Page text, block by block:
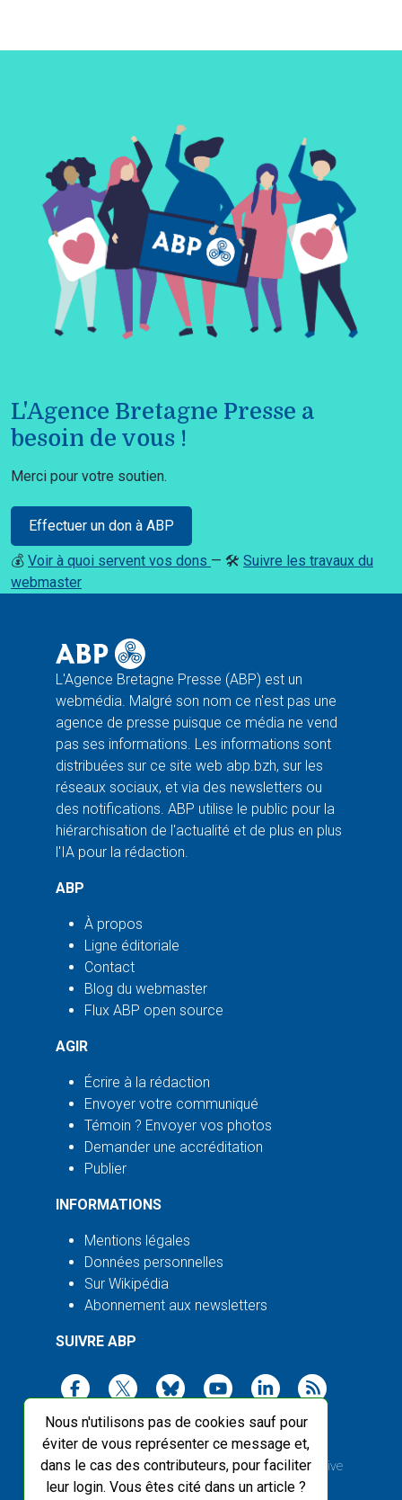
Nous n'utilisons pas de cookies sauf pour
éviter de vous représenter ce message et,
dans le cas des contributeurs, pour faciliter
leur login. Vous êtes cité dans un article ?
L'Agence Bretagne Presse a
besoin de vous !
Merci pour votre soutien.
Effectuer un don à ABP
💰 Voir à quoi servent vos dons — 🛠️ Suivre les travaux du
webmaster
L'Agence Bretagne Presse (ABP) est un
webmédia. Malgré son nom ce n'est pas une
agence de presse puisque ce média ne vend
pas ses informations. Les informations sont
distribuées sur ce site web abp.bzh, sur les
réseaux sociaux, et via des newsletters ou
des notifications. ABP utilise le public pour la
hiérarchisation de l'actualité et de plus en plus
l'IA pour la rédaction.
ABP
À propos
Ligne éditoriale
Contact
Blog du webmaster
Flux ABP open source
AGIR
Écrire à la rédaction
Envoyer votre communiqué
Témoin ? Envoyer vos photos
Demander une accréditation
Publier
INFORMATIONS
Mentions légales
Données personnelles
Sur Wikipédia
Abonnement aux newsletters
SUIVRE ABP
2003-2026 ©Agence Bretagne Presse, sauf Creative
Commons